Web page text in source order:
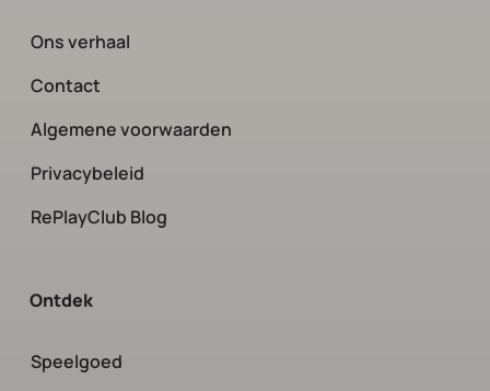
Ons verhaal
Contact
Algemene voorwaarden
Privacybeleid
RePlayClub Blog
Ontdek
Speelgoed